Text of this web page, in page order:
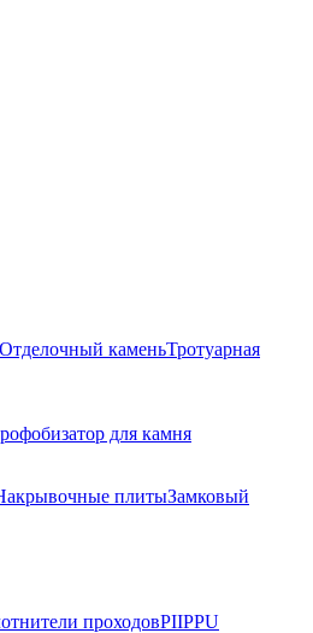
каменьТротуарная
для камня
плитыЗамковый
проходовPIIPPU